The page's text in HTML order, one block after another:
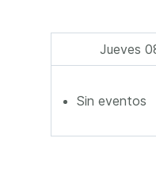
Jueves
Sin eventos